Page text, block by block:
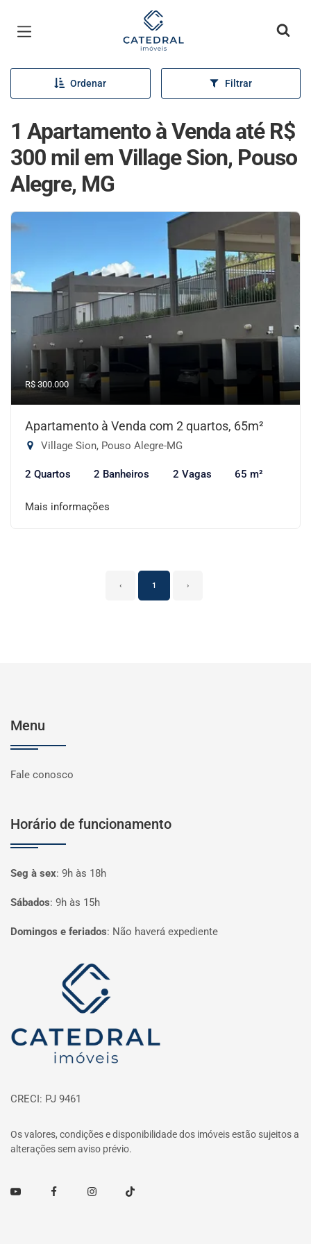
Página inicial
Ordenar Filtrar
1 Apartamento à Venda até R$
300 mil em Village Sion, Pouso
Alegre, MG
R$ 300.000
Apartamento à Venda com 2 quartos, 65m²
Village Sion, Pouso Alegre-MG
2 Quartos 2 Banheiros 2 Vagas 65 m²
Mais informações
‹ 1 ›
Menu
Fale conosco
Horário de funcionamento
Seg à sex: 9h às 18h
Sábados: 9h às 15h
Domingos e feriados: Não haverá expediente
Página inicial
CRECI: PJ 9461
Os valores, condições e disponibilidade dos imóveis estão sujeitos a
alterações sem aviso prévio.
Youtube FacebookInstagramTikTok